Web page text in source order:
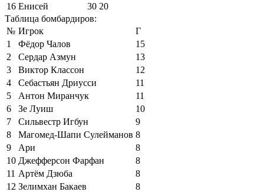
16 Енисей 30 20
Таблица бомбардиров:
№ Игрок
Г
1
Фёдор Чалов
15
2
Сердар Азмун
13
3
Виктор Классон
12
4
Себастьян Дриусси
11
5
Антон Миранчук
11
6
Зе Луиш
10
7
Сильвестр Игбун
9
8
Магомед-Шапи Сулейманов 8
9
Ари
8
10 Джефферсон Фарфан
8
11 Артём Дзюба
8
12 Зелимхан Бакаев
8